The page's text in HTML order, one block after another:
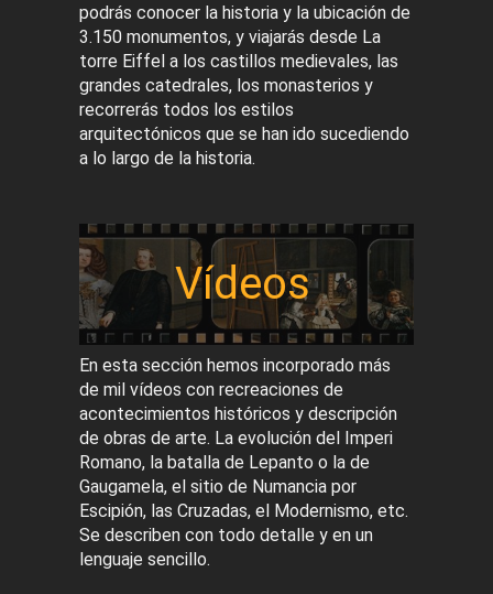
podrás conocer la historia y la ubicación de
3.150 monumentos, y viajarás desde La
torre Eiffel a los castillos medievales, las
grandes catedrales, los monasterios y
recorrerás todos los estilos
arquitectónicos que se han ido sucediendo
a lo largo de la historia.
Vídeos
En esta sección hemos incorporado más
de mil vídeos con recreaciones de
acontecimientos históricos y descripción
de obras de arte. La evolución del Imperi
Romano, la batalla de Lepanto o la de
Gaugamela, el sitio de Numancia por
Escipión, las Cruzadas, el Modernismo, etc.
Se describen con todo detalle y en un
lenguaje sencillo.